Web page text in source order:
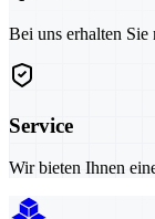
Bei uns erhalten Sie
Service
Wir bieten Ihnen